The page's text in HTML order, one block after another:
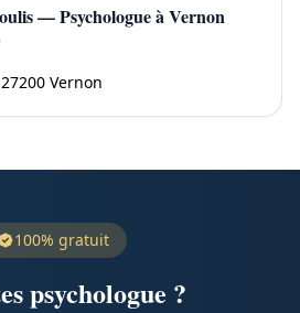
— Psychologue à Vernon
Vernon
100% gratuit
psychologue ?